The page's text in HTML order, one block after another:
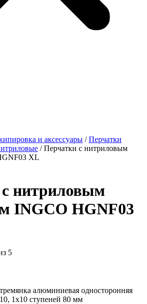
и аксессуары /Перчатки
/ Перчатки с нитриловым
XL
нитриловым
INGCO HGNF03
5
алюминиевая односторонняя
1х10 ступеней 80 мм